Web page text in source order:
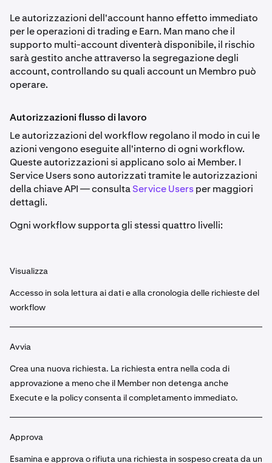
Le autorizzazioni dell'account hanno effetto immediato
per le operazioni di trading e Earn. Man mano che il
supporto multi-account diventerà disponibile, il rischio
sarà gestito anche attraverso la segregazione degli
account, controllando su quali account un Membro può
operare.
Autorizzazioni flusso di lavoro
Le autorizzazioni del workflow regolano il modo in cui le
azioni vengono eseguite all'interno di ogni workflow.
Queste autorizzazioni si applicano solo ai Member. I
Service Users sono autorizzati tramite le autorizzazioni
della chiave API — consultaService Usersper maggiori
dettagli.
Ogni workflow supporta gli stessi quattro livelli:
Visualizza
Accesso in sola lettura ai dati e alla cronologia delle richieste del
workflow
Avvia
Crea una nuova richiesta. La richiesta entra nella coda di
approvazione a meno che il Member non detenga anche
Execute e la policy consenta il completamento immediato.
Approva
Esamina e approva o rifiuta una richiesta in sospeso creata da un